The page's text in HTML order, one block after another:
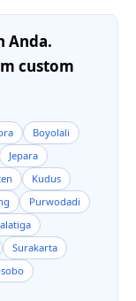
Anda.
custom
Boyolali
Jepara
Kudus
Purwodadi
Surakarta